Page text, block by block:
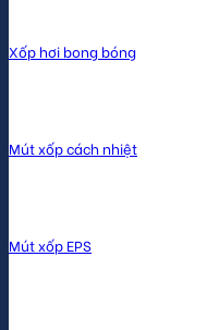
Xốp hơi bong bóng
Mút xốp cách nhiệt
Mút xốp EPS